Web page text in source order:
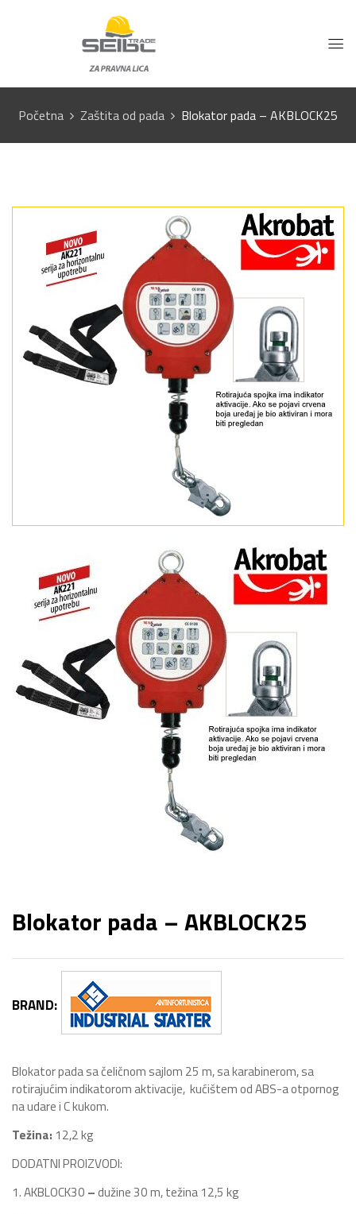
Početna Zaštita od pada Blokator pada – AKBLOCK25
Blokator pada – AKBLOCK25
BRAND:
Blokator pada sa čeličnom sajlom 25 m, sa karabinerom, sa
rotirajućim indikatorom aktivacije, kućištem od ABS-a otpornog
na udare i C kukom.
Težina: 12,2 kg
DODATNI PROIZVODI:
1. AKBLOCK30 –dužine 30 m, težina 12,5 kg